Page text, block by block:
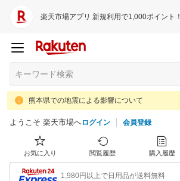
楽天市場アプリ 新規利用で1,000ポイント！
熊本県での地震による影響について
ようこそ 楽天市場へログイン 会員登録
お気に入り 閲覧履歴 購入履歴
1,980円以上で日用品が送料無料